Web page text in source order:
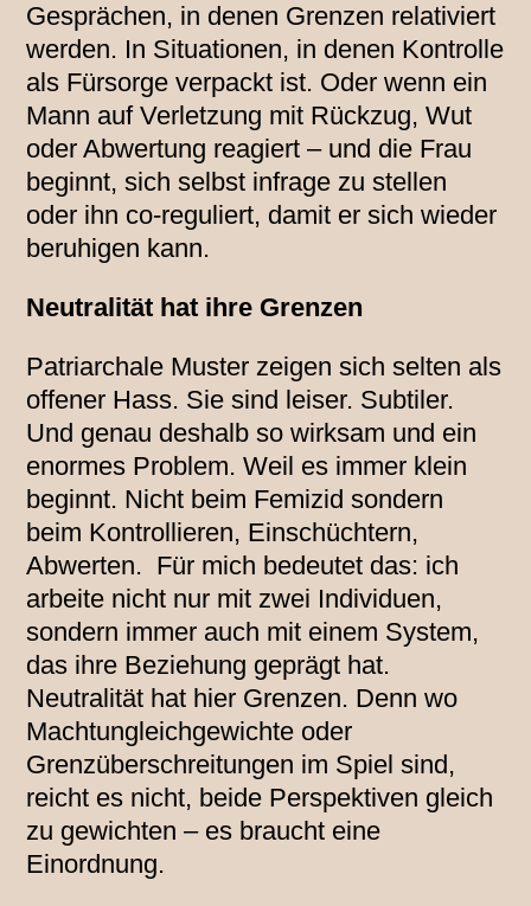
Gesprächen, in denen Grenzen relativiert
werden. In Situationen, in denen Kontrolle
als Fürsorge verpackt ist. Oder wenn ein
Mann auf Verletzung mit Rückzug, Wut
oder Abwertung reagiert – und die Frau
beginnt, sich selbst infrage zu stellen
oder ihn co-reguliert, damit er sich wieder
beruhigen kann.
Neutralität hat ihre Grenzen
Patriarchale Muster zeigen sich selten als
offener Hass. Sie sind leiser. Subtiler.
Und genau deshalb so wirksam und ein
enormes Problem. Weil es immer klein
beginnt. Nicht beim Femizid sondern
beim Kontrollieren, Einschüchtern,
Abwerten. Für mich bedeutet das: ich
arbeite nicht nur mit zwei Individuen,
sondern immer auch mit einem System,
das ihre Beziehung geprägt hat.
Neutralität hat hier Grenzen. Denn wo
Machtungleichgewichte oder
Grenzüberschreitungen im Spiel sind,
reicht es nicht, beide Perspektiven gleich
zu gewichten – es braucht eine
Einordnung.